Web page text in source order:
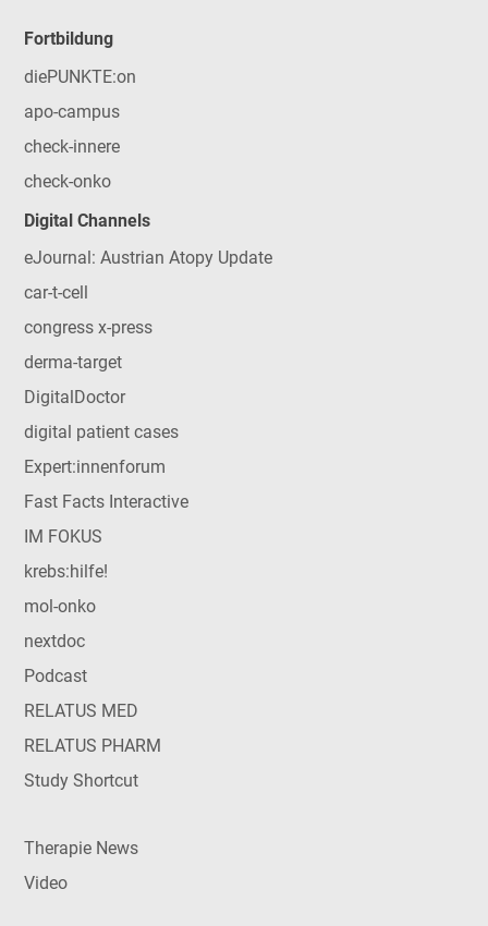
Fortbildung
diePUNKTE:on
apo-campus
check-innere
check-onko
Digital Channels
eJournal: Austrian Atopy Update
car-t-cell
congress x-press
derma-target
DigitalDoctor
digital patient cases
Expert:innenforum
Fast Facts Interactive
IM FOKUS
krebs:hilfe!
mol-onko
nextdoc
Podcast
RELATUS MED
RELATUS PHARM
Study Shortcut
Therapie News
Video